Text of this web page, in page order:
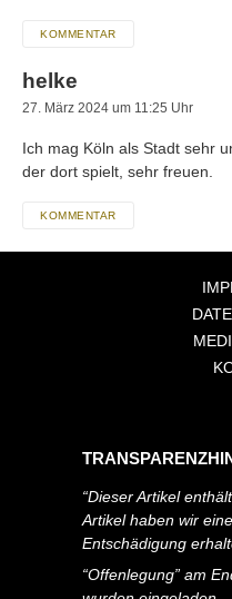
KOMMENTAR
helke
27. März 2024 um 11:25 Uhr
Ich mag Köln als Stadt sehr
der dort spielt, sehr freuen.
KOMMENTAR
“Dieser Artikel
Artikel haben wir
Entschädigung
“Offenlegung” am